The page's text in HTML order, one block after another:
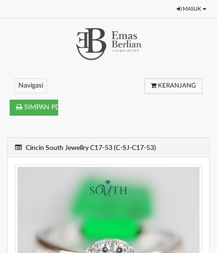
MASUK
Navigasi KERANJANG
SIMPAN PDF
Cincin South Jewellry C17-53 (C-SJ-C17-53)